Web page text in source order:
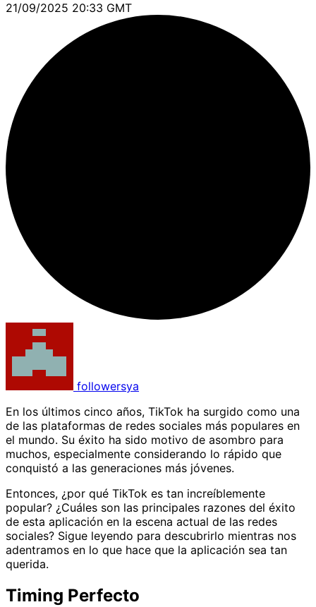
21/09/2025 20:33 GMT
followersya
En los últimos cinco años, TikTok ha surgido como una
de las plataformas de redes sociales más populares en
el mundo. Su éxito ha sido motivo de asombro para
muchos, especialmente considerando lo rápido que
conquistó a las generaciones más jóvenes.
Entonces, ¿por qué TikTok es tan increíblemente
popular? ¿Cuáles son las principales razones del éxito
de esta aplicación en la escena actual de las redes
sociales? Sigue leyendo para descubrirlo mientras nos
adentramos en lo que hace que la aplicación sea tan
querida.
Timing Perfecto